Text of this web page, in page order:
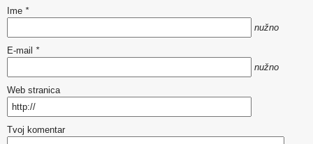
Ime *
nužno
E-mail *
nužno
Web stranica
Tvoj komentar